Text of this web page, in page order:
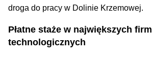
droga do pracy w Dolinie Krzemowej.
Płatne staże w największych
technologicznych